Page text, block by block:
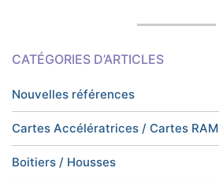
CATÉGORIES D’ARTICLES
Nouvelles références
Cartes Accélératrices / Cartes RAM
Boitiers / Housses